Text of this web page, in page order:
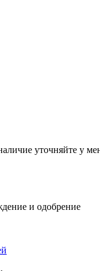
уточняйте у
и одобрение